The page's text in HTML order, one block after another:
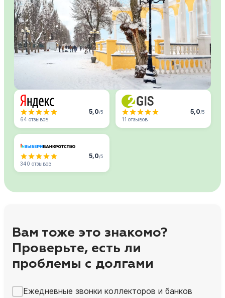
5,0/5
64 отзывов
5,0/5
11 отзывов
5,0/5
340 отзывов
Вам тоже это знакомо?
Проверьте, есть ли
проблемы с долгами
Ежедневные звонки коллекторов и банков